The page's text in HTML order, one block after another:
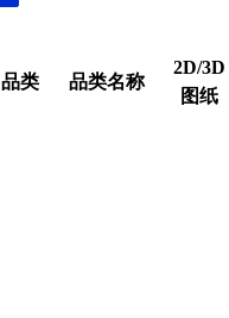
品类 品类名称
2D/3D
图纸